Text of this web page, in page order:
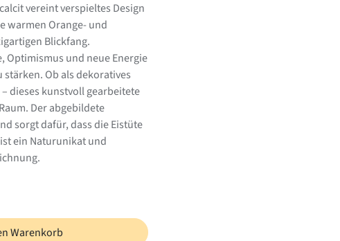
vereint verspieltes Design
warmen Orange- und
Blickfang.
Optimismus und neue Energie
Ob als dekoratives
dieses kunstvoll gearbeitete
Der abgebildete
sorgt dafür, dass die Eistüte
ein Naturunikat und
Warenkorb